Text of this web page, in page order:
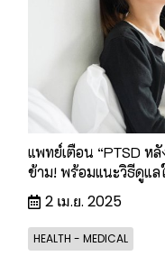
แพทย์เตือน “PTSD ห
ข้าม! พร้อมแนะวิธีดูแ
2 เม.ย. 2025
HEALTH - MEDICAL